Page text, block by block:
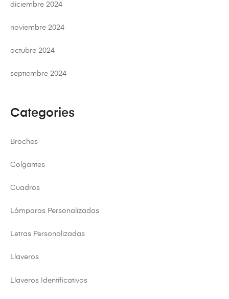
diciembre 2024
noviembre 2024
octubre 2024
septiembre 2024
Categories
Broches
Colgantes
Cuadros
Lámparas Personalizadas
Letras Personalizadas
Llaveros
Llaveros Identificativos